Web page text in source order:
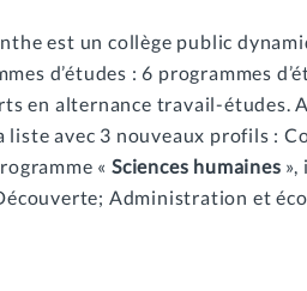
est un collège public
d’études : 6 programmes
en alternance travail-études.
liste avec 3 nouveaux profils :
«Sciences humaines
Administration et